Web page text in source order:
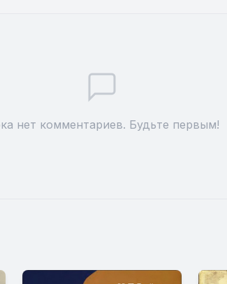
нет комментариев. Будьте первым!